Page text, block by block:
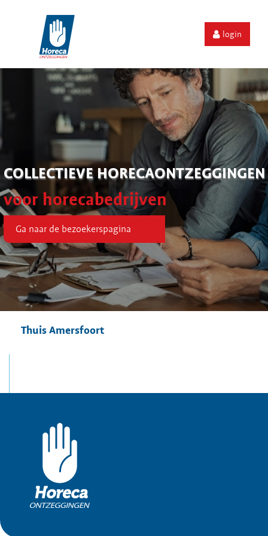
login
COLLECTIEVE HORECAONTZEGGINGEN
voor horecabedrijven
Ga naar de bezoekerspagina
Thuis Amersfoort